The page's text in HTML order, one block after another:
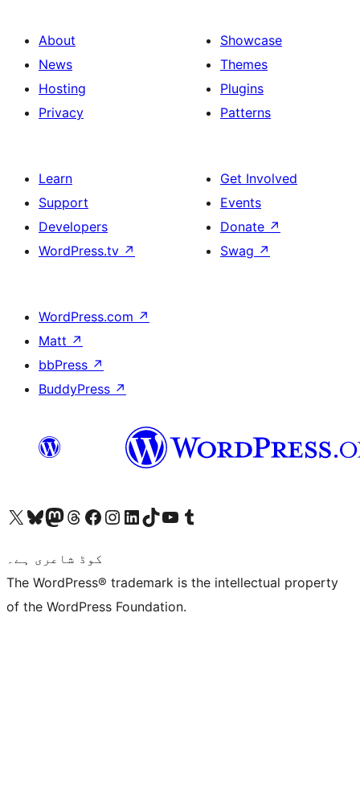
About
News
Hosting
Privacy
Showcase
Themes
Plugins
Patterns
Learn
Support
Developers
WordPress.tv ↗
Get Involved
Events
Donate ↗
Swag ↗
WordPress.com ↗
Matt ↗
bbPress ↗
BuddyPress ↗
Visit our X (formerly Twitter) account
ہمارے بلیواسکائی اکاؤنٹ پر جائیں
Visit our Mastodon account
ہمارے ٹھریڈز اکاؤنٹ پر جائیں
Visit our Facebook page
Visit our Instagram account
Visit our LinkedIn account
ہمارے ٹک ٹاک اکاؤنٹ پر جائیں
Visit our YouTube channel
ہمارے ٹمبلر اکاؤنٹ پر جائیں
کوڈ شاعری ہے۔
The WordPress® trademark is the intellectual property
of the WordPress Foundation.